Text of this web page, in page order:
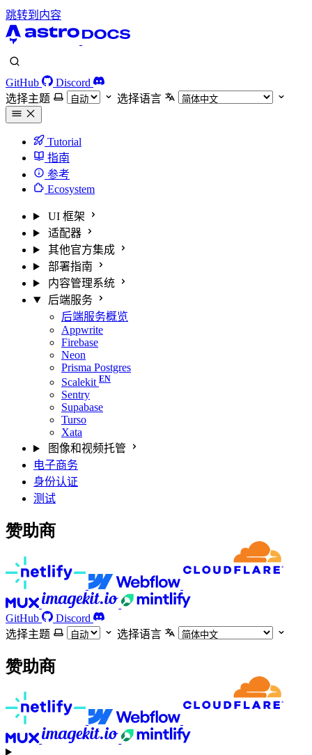
跳转到内容
GitHub
Discord
选择主题
选择语言
Tutorial
指南
参考
Ecosystem
UI 框架
适配器
其他官方集成
部署指南
内容管理系统
后端服务
后端服务概览
Appwrite
Firebase
Neon
Prisma Postgres
Scalekit
Sentry
Supabase
Turso
Xata
图像和视频托管
电子商务
身份认证
测试
赞助商
GitHub
Discord
选择主题
选择语言
赞助商